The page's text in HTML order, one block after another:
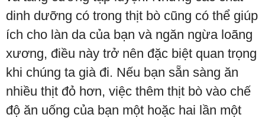
dinh dưỡng có trong thịt bò cũng có thể giúp
ích cho làn da của bạn và ngăn ngừa loãng
xương, điều này trở nên đặc biệt quan trọng
khi chúng ta già đi. Nếu bạn sẵn sàng ăn
nhiều thịt đỏ hơn, việc thêm thịt bò vào chế
độ ăn uống của bạn một hoặc hai lần một